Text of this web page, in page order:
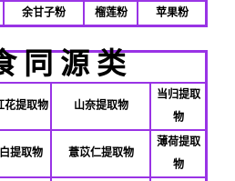
余甘子粉 榴莲粉 苹果粉
同 源 类
花提取物 山奈提取物
当归提取
物
提取物 薏苡仁提取物
薄荷提取
物